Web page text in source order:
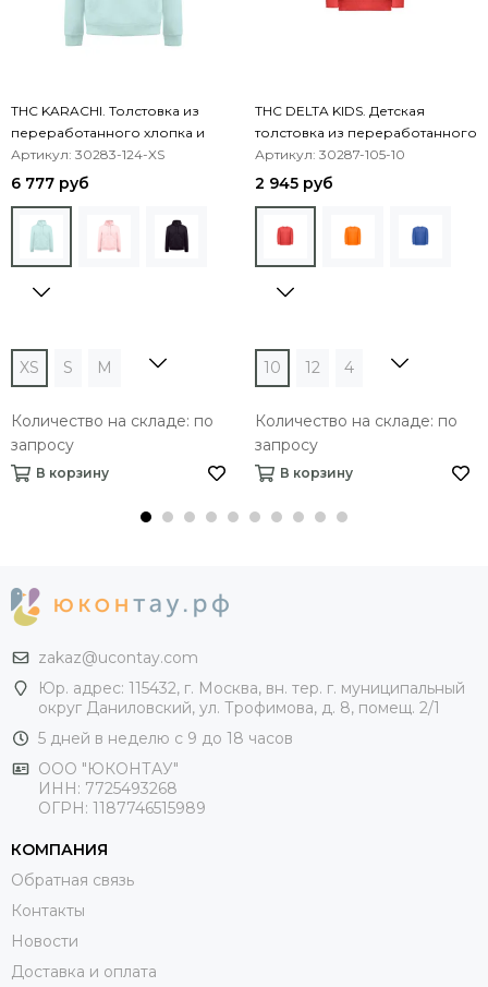
THC KARACHI. Толстовка из
переработанного хлопка и
полиэстера
Артикул: 30283-124-XS
6 777 руб
XS S M
Количество на складе: по
запросу
В корзину
THC DELTA KIDS. Детская
толстовка из переработанного
хлопка и полиэстера
Артикул: 30287-105-10
2 945 руб
10 12 4
Количество на складе: по
запросу
В корзину
zakaz@ucontay.com
Юр. адрес: 115432, г. Москва, вн. тер. г. муниципальный
округ Даниловский, ул. Трофимова, д. 8, помещ. 2/1
5 дней в неделю с 9 до 18 часов
ООО "ЮКОНТАУ"
ИНН: 7725493268
ОГРН: 1187746515989
КОМПАНИЯ
Обратная связь
Контакты
Новости
Доставка и оплата